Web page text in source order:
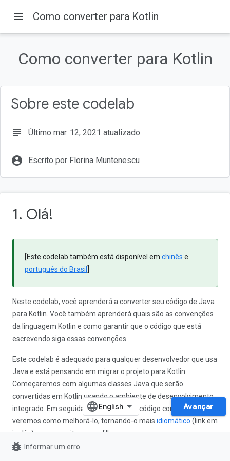
menu Como converter para Kotlin
Como converter para Kotlin
Sobre este codelab
subject Último mar. 12, 2021 atualizado
account_circle Escrito por Florina Muntenescu
1. Olá!
[Este codelab também está disponível em chinês e
português do Brasil ]
Neste codelab, você aprenderá a converter seu código de Java
para Kotlin. Você também aprenderá quais são as convenções
da linguagem Kotlin e como garantir que o código que está
escrevendo siga essas convenções.
Este codelab é adequado para qualquer desenvolvedor que usa
Java e está pensando em migrar o projeto para Kotlin.
Começaremos com algumas classes Java que serão
convertidas em Kotlin usando o ambiente de desenvolvimento
integrado. Em seguida, analisaremos o código convertido e
veremos como melhorá-lo, tornando-o mais idiomático (link em
inglês), e como evitar armadilhas comuns.
Avançar
bug_report Informar um erro